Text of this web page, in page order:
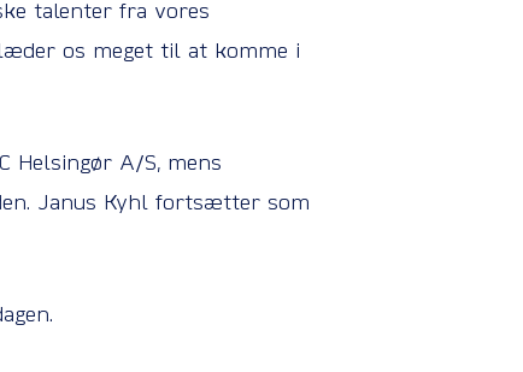
talenter fra vores
os meget til at komme i
Helsingør A/S, mens
Janus Kyhl fortsætter som